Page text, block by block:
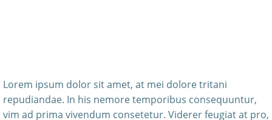
Lorem ipsum dolor sit amet, at mei dolore tritani
repudiandae. In his nemore temporibus consequuntur,
vim ad prima vivendum consetetur. Viderer feugiat at pro,